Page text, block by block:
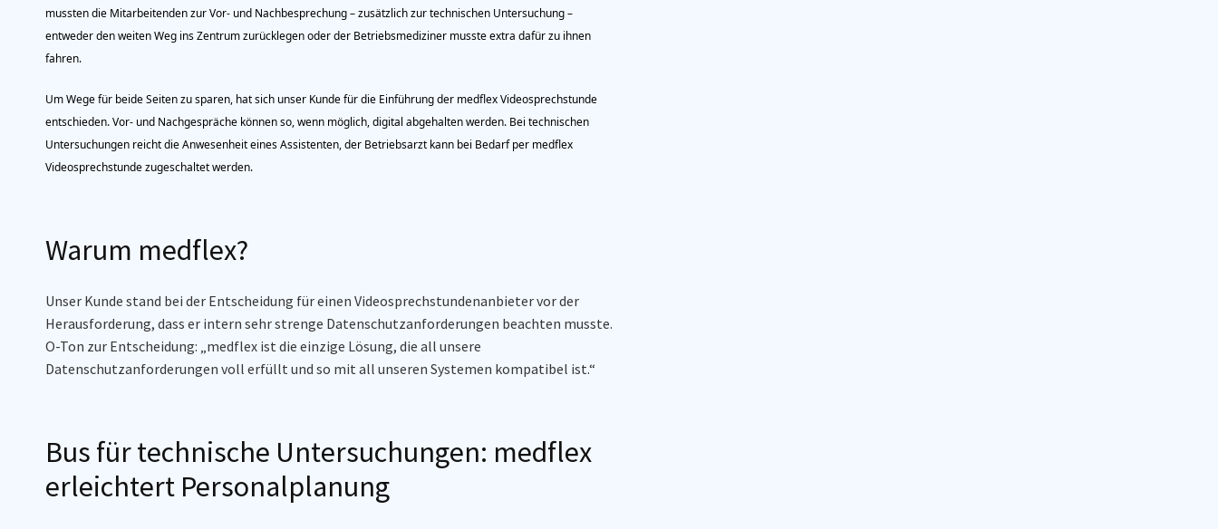
mussten die Mitarbeitenden zur Vor- und Nachbesprechung –zusätzlichzur technischen Untersuchung –
entweder den weiten Weg ins Zentrum zurücklegen oder der Betriebsmediziner musste extra dafür zu ihnen
fahren.
Um Wege für beide Seiten zu sparen, hatsich unser Kundefür die Einführung der medflexVideosprechstunde
entschieden.Vor- und Nachgespräche können so,wenn möglich,digital abgehalten werden. Bei technischen
Untersuchungen reicht die Anwesenheit eines Assistenten,der Betriebsarzt kann bei Bedarf per medflex
Videosprechstunde zugeschaltet werden.
Warum medflex?
Unser Kunde stand bei der Entscheidung für einen Videosprechstundenanbietervor der
Herausforderung, dass er intern sehr strenge Datenschutzanforderungen beachten musste.
O-Ton zur Entscheidung: „medflex ist die einzige Lösung, die all unsere
Datenschutzanforderungen voll erfüllt und so mit all unseren Systemen kompatibel ist.“
Bus für technische Untersuchungen: medflex
erleichtert Personalplanung